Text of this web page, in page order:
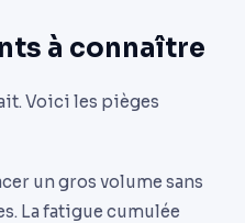
à connaître
Voici les pièges
un gros volume sans
La fatigue cumulée